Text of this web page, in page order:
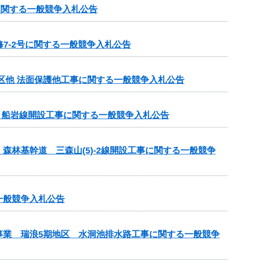
する一般競争入札公告
2号に関する一般競争入札公告
他 法面保護他工事に関する一般競争入札公告
岩線開設工事に関する一般競争入札公告
林基幹道 三森山(5)-2線開設工事に関する一般競争
般競争入札公告
業 瑞浪5期地区 水洞池排水路工事に関する一般競争